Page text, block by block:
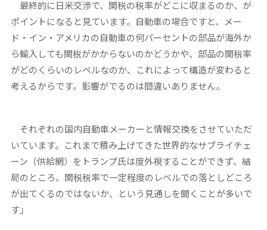
最終的に日米交渉で、関税の税率がどこに収まるのか、が
ポイントになると見ています。自動車の場合ですと、メー
ド・イン・アメリカの自動車の何パーセントの部品が海外か
ら輸入しても関税がかからないのかどうかや、部品の関税率
がどのくらいのレベルなのか、これによって構造が変わると
考えるからです。影響がでるのは間違いありません。
それぞれの国内自動車メーカーと情報交換をさせていただ
いています。これまで積み上げてきた世界的なサプライチェ
ーン（供給網）をトランプ氏は度外視することができず、結
局のところ、関税税率で一定程度のレベルでの落としどころ
が出てくるのではないか、という見通しを聞くことが多いで
す」